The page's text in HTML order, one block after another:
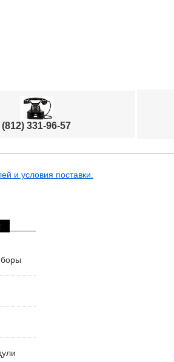
(812) 331-96-57
и условия поставки.